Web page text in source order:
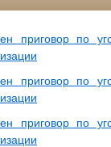
приговор по
приговор по
приговор по